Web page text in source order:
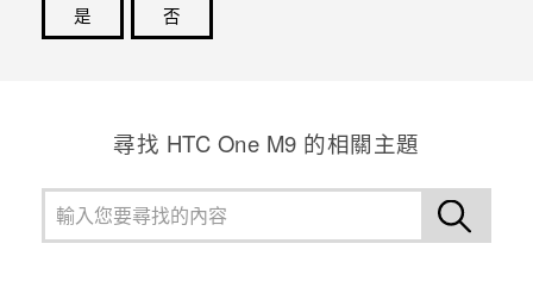
是
否
尋找 HTC One M9 的相關主題